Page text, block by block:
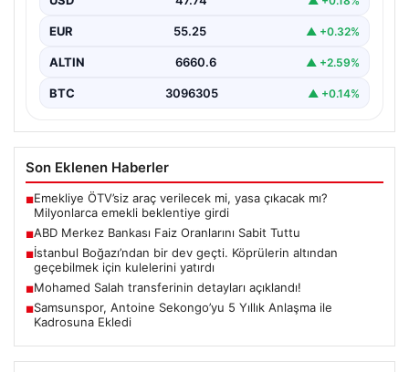
yüzde…
EUR 55.25 ▲ +0.32%
ALTIN 6660.6 ▲ +2.59%
BTC 3096305 ▲ +0.14%
Son Eklenen Haberler
■Emekliye ÖTV’siz araç verilecek mi, yasa çıkacak mı?
Milyonlarca emekli beklentiye girdi
■ABD Merkez Bankası Faiz Oranlarını Sabit Tuttu
■İstanbul Boğazı’ndan bir dev geçti. Köprülerin altından
geçebilmek için kulelerini yatırdı
■Mohamed Salah transferinin detayları açıklandı!
■Samsunspor, Antoine Sekongo’yu 5 Yıllık Anlaşma ile
Kadrosuna Ekledi